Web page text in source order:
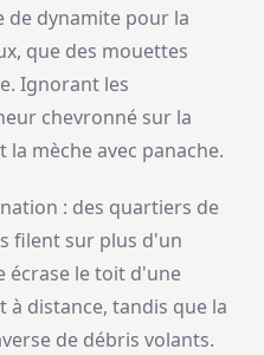
de dynamite pour la
que des mouettes
Ignorant les
chevronné sur la
la mèche avec panache.
: des quartiers de
filent sur plus d'un
écrase le toit d'une
distance, tandis que la
de débris volants.